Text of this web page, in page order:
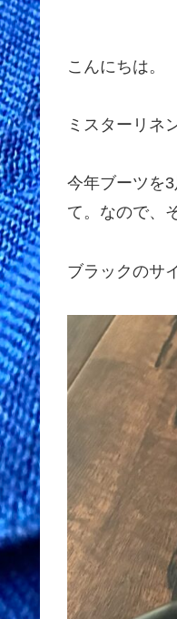
こんにちは。
ミスターリネ
今年ブーツを
て。なので、
ブラックのサ